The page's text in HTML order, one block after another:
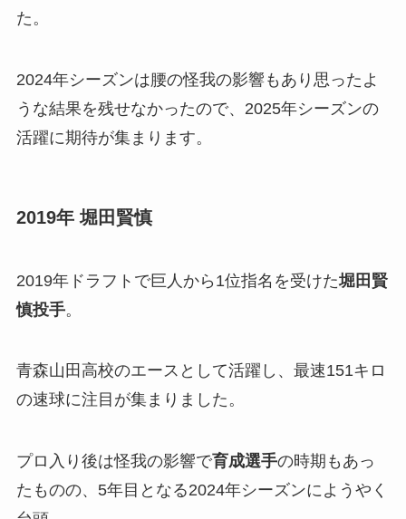
た。
2024年シーズンは腰の怪我の影響もあり思ったよ
うな結果を残せなかったので、2025年シーズンの
活躍に期待が集まります。
2019年 堀田賢慎
2019年ドラフトで巨人から1位指名を受けた堀田賢
慎投手。
青森山田高校のエースとして活躍し、最速151キロ
の速球に注目が集まりました。
プロ入り後は怪我の影響で育成選手の時期もあっ
たものの、5年目となる2024年シーズンにようやく